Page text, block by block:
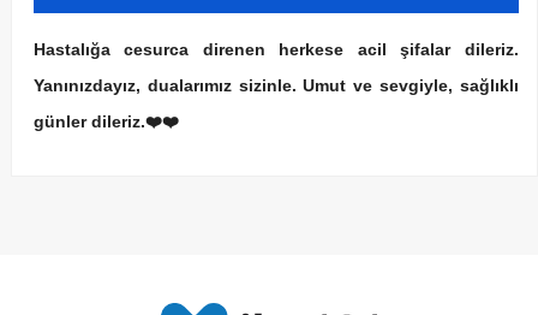
Hastalığa cesurca direnen herkese acil şifalar dileriz.
Yanınızdayız, dualarımız sizinle. Umut ve sevgiyle, sağlıklı
günler dileriz.❤️❤️